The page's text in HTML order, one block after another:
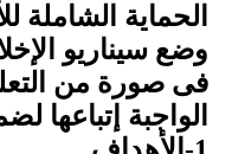
الحماية الشاملة
وضع سيناريو
فى صورة من
الواجبة إتباعها